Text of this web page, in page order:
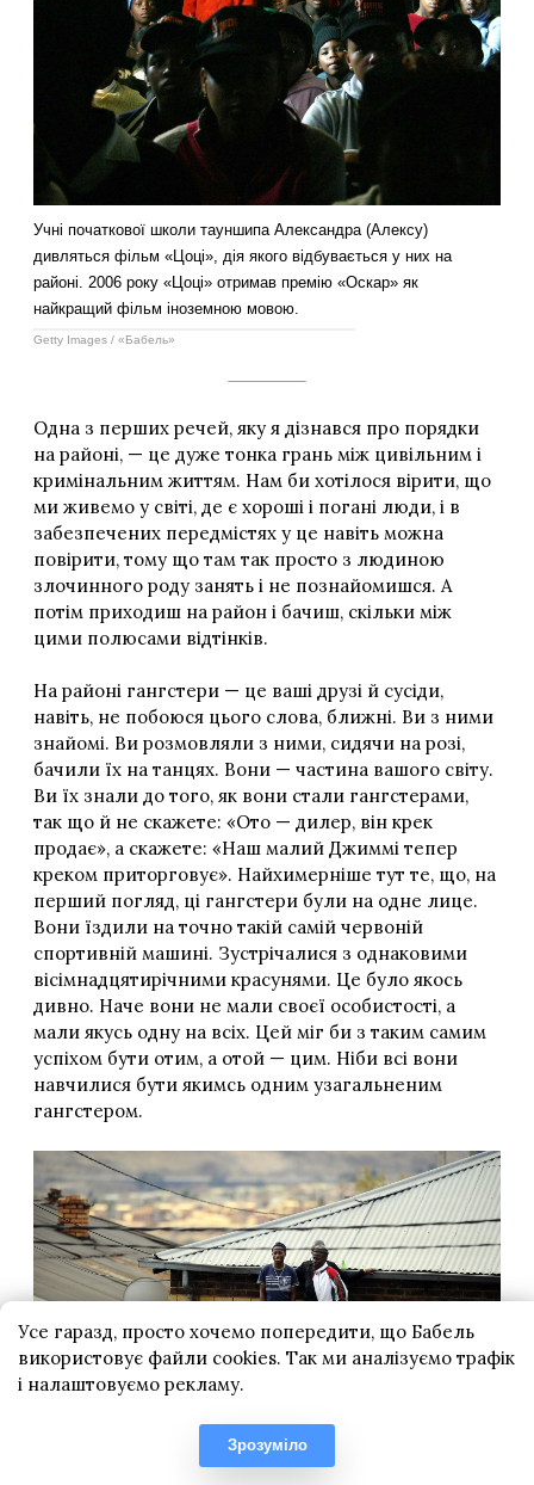
Усе гаразд, просто хочемо попередити, що Бабель
використовує файли cookies. Так ми аналізуємо трафік
і налаштовуємо рекламу.
Зрозуміло